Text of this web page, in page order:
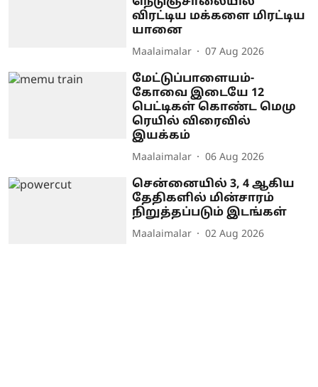
விரட்டிய மக்களை மிரட்டிய
யானை
Maalaimalar 07 Aug 2026
மேட்டுப்பாளையம்-
கோவை இடையே 12
பெட்டிகள் கொண்ட மெமு
ரெயில் விரைவில்
இயக்கம்
Maalaimalar 06 Aug 2026
சென்னையில் 3, 4 ஆகிய
தேதிகளில் மின்சாரம்
நிறுத்தப்படும் இடங்கள்
Maalaimalar 02 Aug 2026